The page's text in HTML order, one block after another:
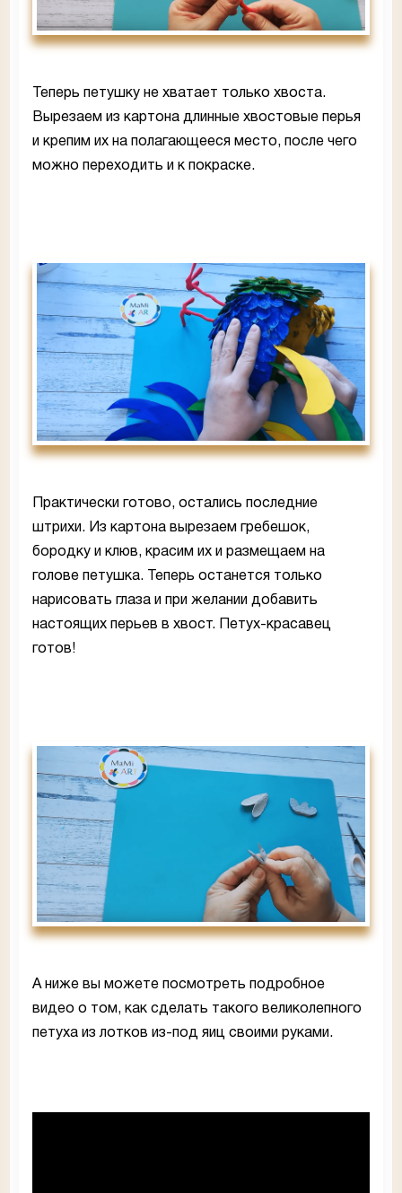
Теперь петушку не хватает только хвоста.
Вырезаем из картона длинные хвостовые перья
и крепим их на полагающееся место, после чего
можно переходить и к покраске.
Практически готово, остались последние
штрихи. Из картона вырезаем гребешок,
бородку и клюв, красим их и размещаем на
голове петушка. Теперь останется только
нарисовать глаза и при желании добавить
настоящих перьев в хвост. Петух-красавец
готов!
А ниже вы можете посмотреть подробное
видео о том, как сделать такого великолепного
петуха из лотков из-под яиц своими руками.